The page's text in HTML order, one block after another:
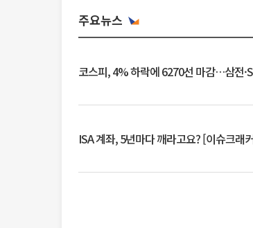
주요뉴스
코스피, 4% 하락에 6270선 마감…삼전
ISA 계좌, 5년마다 깨라고요? [이슈크래